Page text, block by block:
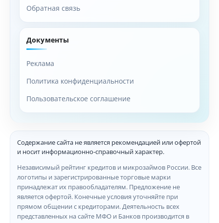
Обратная связь
Документы
Реклама
Политика конфиденциальности
Пользовательское соглашение
Содержание сайта не является рекомендацией или офертой
и носит информационно-справочный характер.
Независимый рейтинг кредитов и микрозаймов России. Все
логотипы и зарегистрированные торговые марки
принадлежат их правообладателям. Предложение не
является офертой. Конечные условия уточняйте при
прямом общении с кредиторами. Деятельность всех
представленных на сайте МФО и Банков производится в